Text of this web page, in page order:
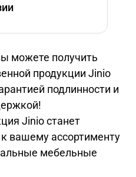
можете получить
продукции Jinio
подлинности и
Jinio станет
вашему ассортименту
мебельные